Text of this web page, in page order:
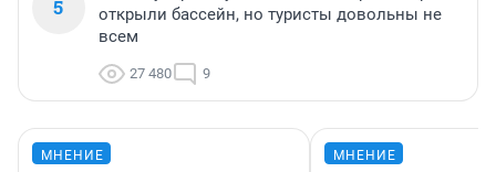
5
открыли бассейн, но туристы довольны не
всем
27 480 9
МНЕНИЕ МНЕНИЕ